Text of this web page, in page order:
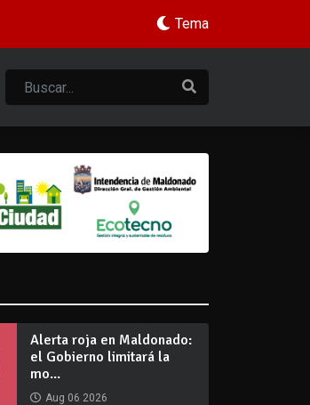
Tema
Alerta roja en Maldonado:
el Gobierno limitará la
mo...
Aug 06 2026